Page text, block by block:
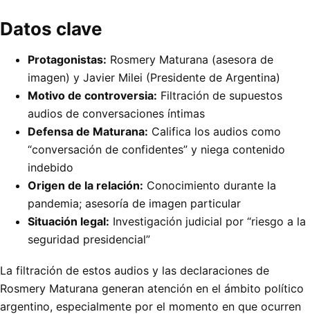
Datos clave
Protagonistas: Rosmery Maturana (asesora de
imagen) y Javier Milei (Presidente de Argentina)
Motivo de controversia: Filtración de supuestos
audios de conversaciones íntimas
Defensa de Maturana: Califica los audios como
“conversación de confidentes” y niega contenido
indebido
Origen de la relación: Conocimiento durante la
pandemia; asesoría de imagen particular
Situación legal: Investigación judicial por “riesgo a la
seguridad presidencial”
La filtración de estos audios y las declaraciones de
Rosmery Maturana generan atención en el ámbito político
argentino, especialmente por el momento en que ocurren